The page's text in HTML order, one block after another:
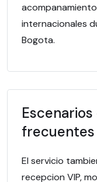
internacionales
Bogota.
frecuentes
El servicio
recepcion VIP,